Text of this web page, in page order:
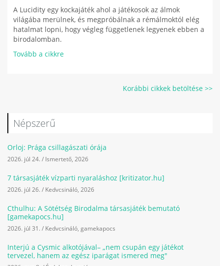
A Lucidity egy kockajáték ahol a játékosok az álmok
világába merülnek, és megpróbálnak a rémálmoktól elég
hatalmat lopni, hogy végleg függetlenek legyenek ebben a
birodalomban.
Tovább a cikkre
Korábbi cikkek betöltése >>
Népszerű
Orloj: Prága csillagászati órája
2026. júl 24. / Ismertető, 2026
7 társasjáték vízparti nyaraláshoz [kritizator.hu]
2026. júl 26. / Kedvcsináló, 2026
Cthulhu: A Sötétség Birodalma társasjáték bemutató
[gamekapocs.hu]
2026. júl 31. / Kedvcsináló, gamekapocs
Interjú a Cysmic alkotójával– „nem csupán egy játékot
tervezel, hanem az egész iparágat ismered meg"